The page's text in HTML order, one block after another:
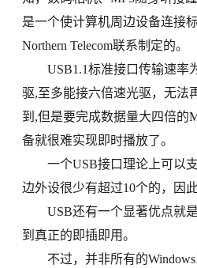
是一个使计算机周边设备连接
Northern Telecom联系制定的。
USB1.1标准接口传输速率为
驱,至多能接六倍速光驱，无法
到,但是要完成数据量大四倍的
备就很难实现即时播放了。
一个USB接口理论上可以支
边外设很少有超过10个的，因
USB还有一个显著优点就是
到真正的即插即用。
不过，并非所有的Windows